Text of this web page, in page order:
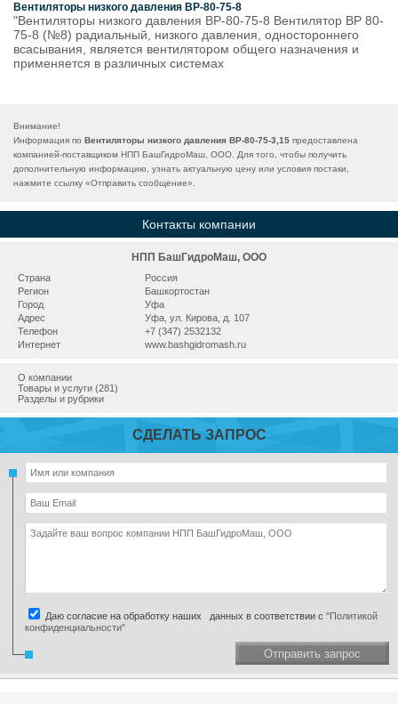
Вентиляторы низкого давления ВР-80-75-8
"Вентиляторы низкого давления ВР-80-75-8 Вентилятор ВР 80-
75-8 (№8) радиальный, низкого давления, одностороннего
всасывания, является вентилятором общего назначения и
применяется в различных системах
Внимание!
Информация по Вентиляторы низкого давления ВР-80-75-3,15 предоставлена
компанией-поставщиком НПП БашГидроМаш, ООО. Для того, чтобы получить
дополнительную информацию, узнать актуальную цену или условия постаки,
нажмите ссылку «Отправить сообщение».
Контакты компании
НПП БашГидроМаш, ООО
Страна
Россия
Регион
Башкортостан
Город
Уфа
Адрес
Уфа, ул. Кирова, д. 107
Телефон
+7 (347) 2532132
Интернет
www.bashgidromash.ru
О компании
Товары и услуги (281)
Разделы и рубрики
СДЕЛАТЬ ЗАПРОС
Даю согласие на обработку наших данных в соответствии с "Политикой
конфиденциальности"
Отправить запрос